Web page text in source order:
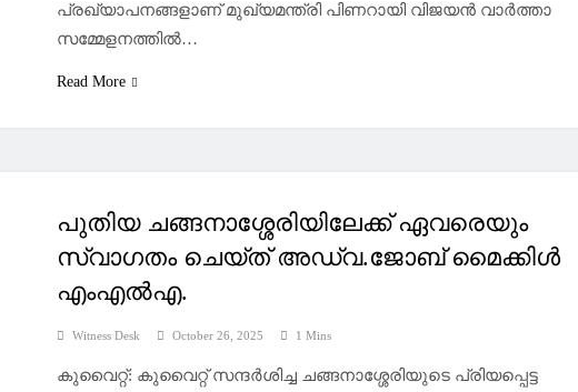
പ്രഖ്യാപനങ്ങളാണ് മുഖ്യമന്ത്രി പിണറായി വിജയന്‍ വാര്‍ത്താ
സമ്മേളനത്തില്‍…
Read More
പുതിയ ചങ്ങനാശ്ശേരിയിലേക്ക് ഏവരെയും
സ്വാഗതം ചെയ്ത് അഡ്വ.ജോബ് മൈക്കിൾ
എംഎൽഎ.
Witness Desk October 26, 2025 1 Mins
കുവൈറ്റ്: കുവൈറ്റ് സന്ദർശിച്ച ചങ്ങനാശ്ശേരിയുടെ പ്രിയപ്പെട്ട